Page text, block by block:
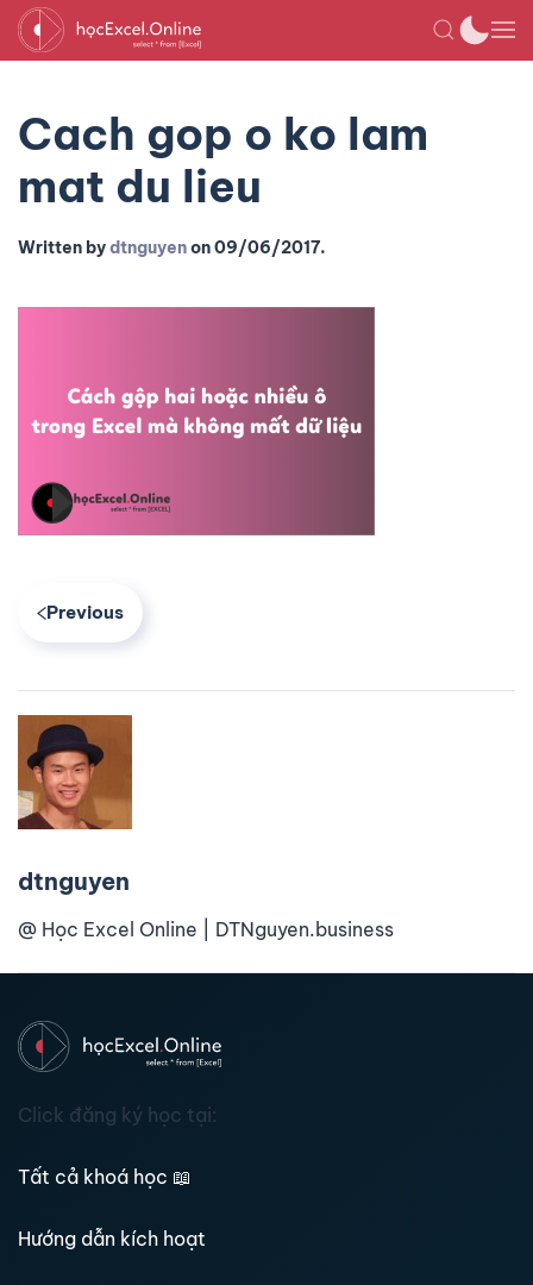
Cach gop o ko lam
mat du lieu
Written bydtnguyenon09/06/2017.
Previous
dtnguyen
@ Học Excel Online | DTNguyen.business
Click đăng ký học tại:
Tất cả khoá học 📖
Hướng dẫn kích hoạt